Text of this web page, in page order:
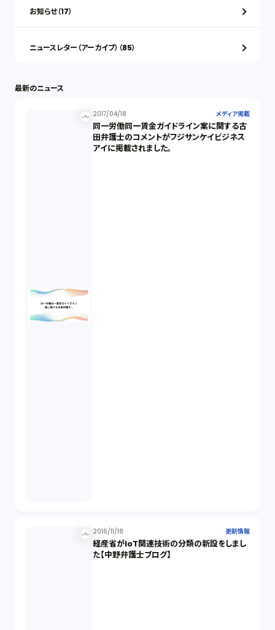
お知らせ（17）
ニュースレター（アーカイブ）（85）
最新のニュース
2017/04/18 メディア掲載
同一労働同一賃金ガイドライン案に関する古
田弁護士のコメントがフジサンケイビジネス
アイに掲載されました。
2016/11/18 更新情報
経産省がIoT関連技術の分類の新設をしまし
た【中野弁護士ブログ】